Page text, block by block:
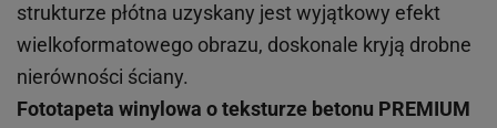
strukturze płótna uzyskany jest wyjątkowy efekt
wielkoformatowego obrazu, doskonale kryją drobne
nierówności ściany.
Fototapeta winylowa oteksturze betonu PREMIUM